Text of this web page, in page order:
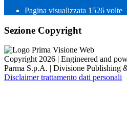
Pagina visualizzata 1526 volte
Sezione Copyright
Copyright 2026 | Engineered and
Parma S.p.A. | Divisione Publishing
Disclaimer trattamento dati personali